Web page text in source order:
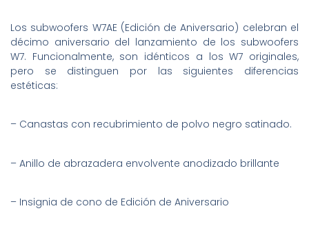
Los subwoofers W7AE (Edición de Aniversario) celebran el
décimo aniversario del lanzamiento de los subwoofers
W7. Funcionalmente, son idénticos a los W7 originales,
pero se distinguen por las siguientes diferencias
estéticas:
– Canastas con recubrimiento de polvo negro satinado.
– Anillo de abrazadera envolvente anodizado brillante
– Insignia de cono de Edición de Aniversario